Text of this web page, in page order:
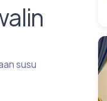
susu